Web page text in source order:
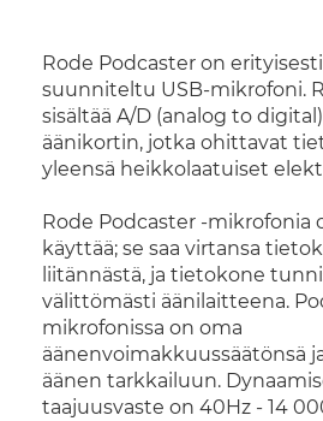
Rode Podcaster on
suunniteltu USB-mikrofoni.
sisältää A/D (analog to
äänikortin, jotka ohittavat
yleensä heikkolaatuiset
Rode Podcaster -mikrofonia
käyttää; se saa virtansa
liitännästä, ja tietokone
välittömästi äänilaitteena.
mikrofonissa on oma
äänenvoimakkuussäätönsä
äänen tarkkailuun.
taajuusvaste on 40Hz - 14